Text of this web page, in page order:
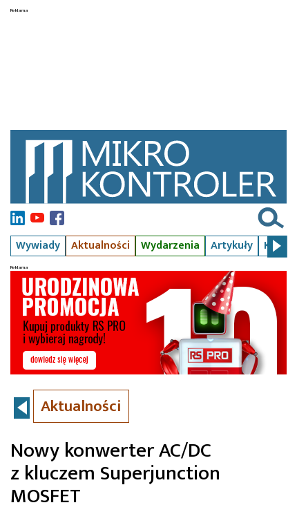
Wywiady Aktualności Wydarzenia Artykuły Kursy
Aktualności
Nowy konwerter AC/DC
z kluczem Superjunction
MOSFET